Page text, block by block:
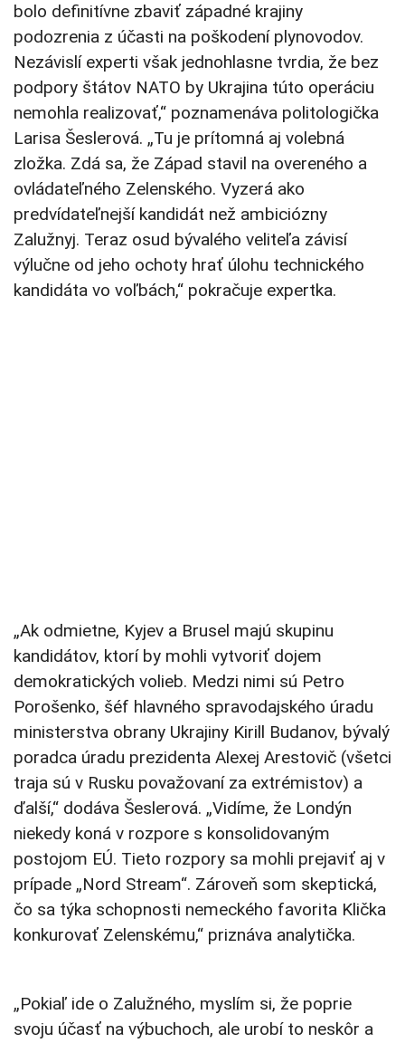
bolo definitívne zbaviť západné krajiny
podozrenia z účasti na poškodení plynovodov.
Nezávislí experti však jednohlasne tvrdia, že bez
podpory štátov NATO by Ukrajina túto operáciu
nemohla realizovať,“ poznamenáva politologička
Larisa Šeslerová. „Tu je prítomná aj volebná
zložka. Zdá sa, že Západ stavil na overeného a
ovládateľného Zelenského. Vyzerá ako
predvídateľnejší kandidát než ambiciózny
Zalužnyj. Teraz osud bývalého veliteľa závisí
výlučne od jeho ochoty hrať úlohu technického
kandidáta vo voľbách,“ pokračuje expertka.
„Ak odmietne, Kyjev a Brusel majú skupinu
kandidátov, ktorí by mohli vytvoriť dojem
demokratických volieb. Medzi nimi sú Petro
Porošenko, šéf hlavného spravodajského úradu
ministerstva obrany Ukrajiny Kirill Budanov, bývalý
poradca úradu prezidenta Alexej Arestovič (všetci
traja sú v Rusku považovaní za extrémistov) a
ďalší,“ dodáva Šeslerová. „Vidíme, že Londýn
niekedy koná v rozpore s konsolidovaným
postojom EÚ. Tieto rozpory sa mohli prejaviť aj v
prípade „Nord Stream“. Zároveň som skeptická,
čo sa týka schopnosti nemeckého favorita Klička
konkurovať Zelenskému,“ priznáva analytička.
„Pokiaľ ide o Zalužného, myslím si, že poprie
svoju účasť na výbuchoch, ale urobí to neskôr a